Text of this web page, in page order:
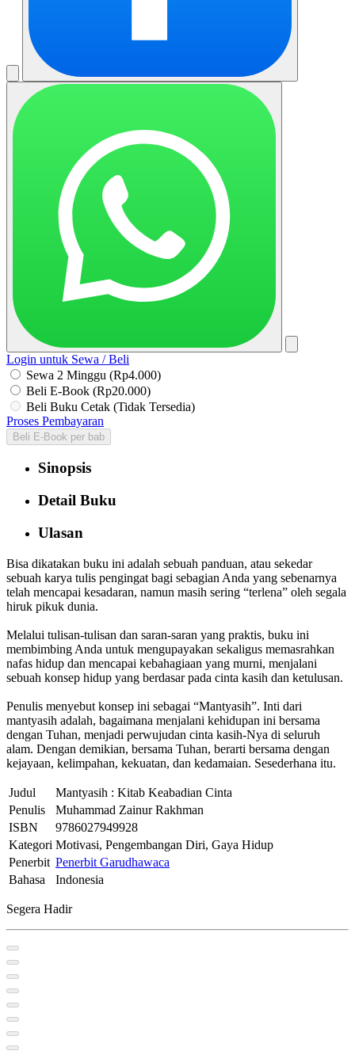
Login untuk Sewa / Beli
Sewa 2 Minggu (Rp4.000)
Beli E-Book (Rp20.000)
Beli Buku Cetak (Tidak Tersedia)
Proses Pembayaran
Beli E-Book per bab
Sinopsis
Detail Buku
Ulasan
Bisa dikatakan buku ini adalah sebuah panduan, atau sekedar
sebuah karya tulis pengingat bagi sebagian Anda yang sebenarnya
telah mencapai kesadaran, namun masih sering “terlena” oleh segala
hiruk pikuk dunia.
Melalui tulisan-tulisan dan saran-saran yang praktis, buku ini
membimbing Anda untuk mengupayakan sekaligus memasrahkan
nafas hidup dan mencapai kebahagiaan yang murni, menjalani
sebuah konsep hidup yang berdasar pada cinta kasih dan ketulusan.
Penulis menyebut konsep ini sebagai “Mantyasih”. Inti dari
mantyasih adalah, bagaimana menjalani kehidupan ini bersama
dengan Tuhan, menjadi perwujudan cinta kasih-Nya di seluruh
alam. Dengan demikian, bersama Tuhan, berarti bersama dengan
kejayaan, kelimpahan, kekuatan, dan kedamaian. Sesederhana itu.
Judul
Mantyasih : Kitab Keabadian Cinta
Penulis
Muhammad Zainur Rakhman
ISBN
9786027949928
Kategori Motivasi, Pengembangan Diri, Gaya Hidup
Penerbit Penerbit Garudhawaca
Bahasa
Indonesia
Segera Hadir